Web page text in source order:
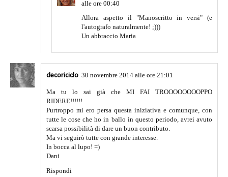
alle ore 00:40
Allora aspetto il "Manoscritto in versi" (e
l'autografo naturalmente! ;)))
Un abbraccio Maria
decoriciclo 30 novembre 2014 alle ore 21:01
Ma tu lo sai già che MI FAI TROOOOOOOOPPO
RIDERE!!!!!!
Purtroppo mi ero persa questa iniziativa e comunque, con
tutte le cose che ho in ballo in questo periodo, avrei avuto
scarsa possibilità di dare un buon contributo.
Ma vi seguirò tutte con grande interesse.
In bocca al lupo! =)
Dani
Rispondi